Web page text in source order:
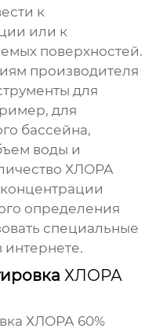
к
или к
поверхностей.
производителя
для
для
бассейна,
воды и
ХЛОРА
определения
специальные
интернете.
ХЛОРА
ХЛОРА 60%